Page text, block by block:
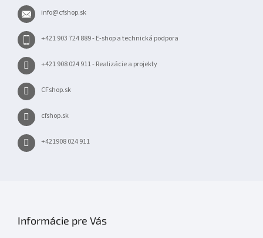
info@cfshop.sk
+421 903 724 889 - E-shop a technická podpora
+421 908 024 911 - Realizácie a projekty
CFshop.sk
cfshop.sk
+421908 024 911
Informácie pre Vás